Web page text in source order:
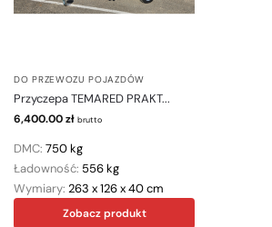
DO PRZEWOZU POJAZDÓW
Przyczepa TEMARED PRAKT...
6,400.00zł brutto
DMC: 750 kg
Ładowność: 556 kg
Wymiary: 263 x 126 x 40 cm
Zobacz produkt